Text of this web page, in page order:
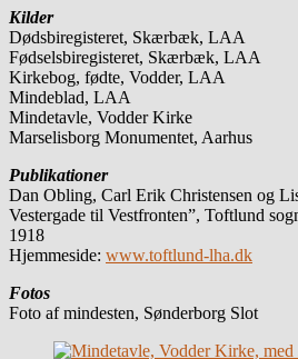
Kilder
Dødsbiregisteret, Skærbæk, LAA
Fødselsbiregisteret, Skærbæk, LAA
Kirkebog, fødte, Vodder, LAA
Mindeblad, LAA
Mindetavle, Vodder Kirke
Marselisborg Monumentet, Aarhus
Publikationer
Dan Obling, Carl Erik Christensen og
Vestergade til Vestfronten”, Toftlund
1918
Hjemmeside: www.toftlund-lha.dk
Fotos
Foto af mindesten, Sønderborg Slot